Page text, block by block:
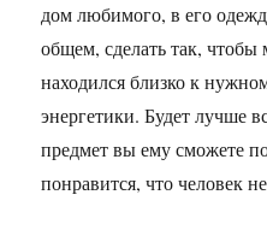
дом любимого, в его
общем, сделать так, чтобы
находился близко к
энергетики. Будет лучше
предмет вы ему сможете
понравится, что человек